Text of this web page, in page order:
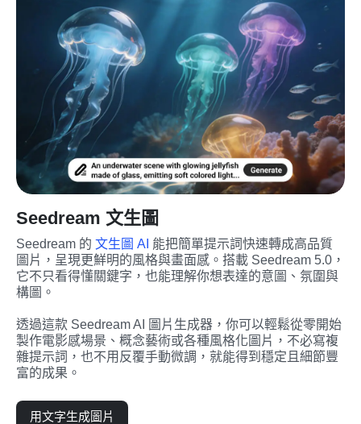
Seedream 文生圖
Seedream 的 文生圖 AI 能把簡單提示詞快速轉成高品質
圖片，呈現更鮮明的風格與畫面感。搭載 Seedream 5.0，
它不只看得懂關鍵字，也能理解你想表達的意圖、氛圍與
構圖。
透過這款 Seedream AI 圖片生成器，你可以輕鬆從零開始
製作電影感場景、概念藝術或各種風格化圖片，不必寫複
雜提示詞，也不用反覆手動微調，就能得到穩定且細節豐
富的成果。
用文字生成圖片